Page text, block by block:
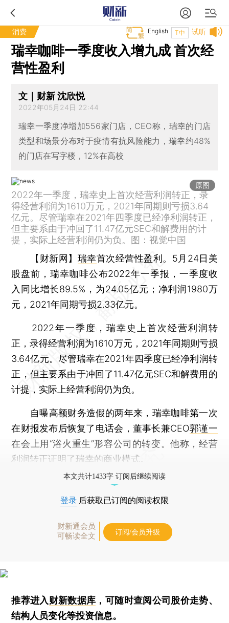
消费 试听
T中
English
瑞幸咖啡一季度收入增九成 首次经
营性盈利
文｜财新 沈欣悦
2022年05月24日 22:44
瑞幸一季度净增加556家门店，CEO称，瑞幸的门店
类型和场景分布对于疫情有抗风险能力，瑞幸约48%
的门店在写字楼，12%在高校
原图
2022年一季度，瑞幸史上首次经营利润转正，录
得经营利润为1610万元，2021年同期则亏损3.64
亿元。尽管瑞幸在2021年四季度已经净利润转正，
但主要系由于冲回了11.47亿元SEC和解费用的计
提，实际上经营利润仍为负。图：视觉中国
【财新网】 瑞幸首次经营性盈利。5月24日美
股盘前，瑞幸咖啡公布2022年一季报，一季度收
入同比增长89.5%，为24.05亿元；净利润1980万
元，2021年同期亏损2.33亿元。
2022年一季度，瑞幸史上首次经营利润转
正，录得经营利润为1610万元，2021年同期则亏损
3.64亿元。尽管瑞幸在2021年四季度已经净利润转
正，但主要系由于冲回了11.47亿元SEC和解费用的
计提，实际上经营利润仍为负。
自曝高额财务造假的两年来，瑞幸咖啡第一次
在财报发布后恢复了电话会，董事长兼CEO郭谨一
在会上用“浴火重生”形容公司的转变。他称，经营
利润转正证明了瑞幸的商业模式。
本文共计1433字 订阅后继续阅读
登录 后获取已订阅的阅读权限
财新通会员
可畅读全文
订阅/会员升级
推荐进入财新数据库 ，可随时查阅公司股价走势、
结构人员变化等投资信息。